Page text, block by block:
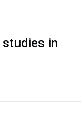
studies in